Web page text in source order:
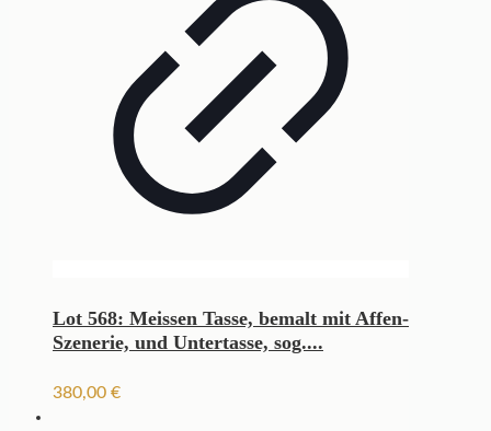
Lot 568: Meissen Tasse, bemalt mit Affen-
Szenerie, und Untertasse, sog....
380,00 €